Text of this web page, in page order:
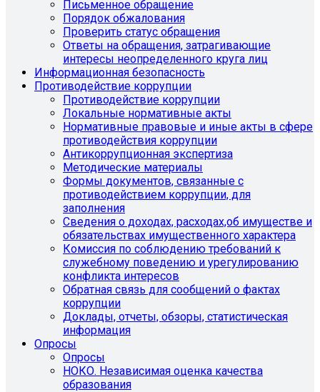
Письменное обращение
Порядок обжалования
Проверить статус обращения
Ответы на обращения, затрагивающие
интересы неопределенного круга лиц
Информационная безопасность
Противодействие коррупции
Противодействие коррупции
Локальные нормативные акты
Нормативные правовые и иные акты в сфере
противодействия коррупции
Антикоррупционная экспертиза
Методические материалы
Формы документов, связанные с
противодействием коррупции, для
заполнения
Сведения о доходах, расходах,об имуществе и
обязательствах имущественного характера
Комиссия по соблюдению требований к
служебному поведению и урегулированию
конфликта интересов
Обратная связь для сообщений о фактах
коррупции
Доклады, отчеты, обзоры, статистическая
информация
Опросы
Опросы
НОКО. Независимая оценка качества
образования